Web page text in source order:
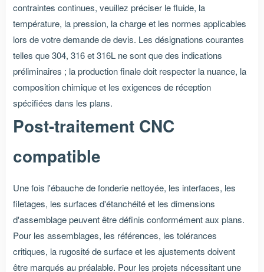
contraintes continues, veuillez préciser le fluide, la
température, la pression, la charge et les normes applicables
lors de votre demande de devis. Les désignations courantes
telles que 304, 316 et 316L ne sont que des indications
préliminaires ; la production finale doit respecter la nuance, la
composition chimique et les exigences de réception
spécifiées dans les plans.
Post-traitement CNC
compatible
Une fois l'ébauche de fonderie nettoyée, les interfaces, les
filetages, les surfaces d'étanchéité et les dimensions
d'assemblage peuvent être définis conformément aux plans.
Pour les assemblages, les références, les tolérances
critiques, la rugosité de surface et les ajustements doivent
être marqués au préalable. Pour les projets nécessitant une